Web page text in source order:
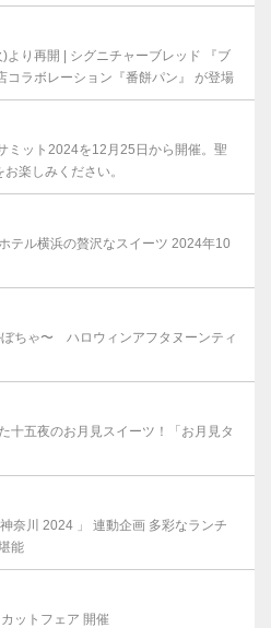
り再開 | シグニチャーブレッド 『ブ
コラボレーション『番餅パン』 が登場
ミット2024を12月25日から開催。聖
楽しみください。
テル横浜の贅沢なスイーツ 2024年10
ちゃ〜 ハロウィンアフタヌーンティ
十五夜のお月見スイーツ！「お月見タ
奈川 2024 」 連動企画 多彩なランチ
能
ットフェア 開催